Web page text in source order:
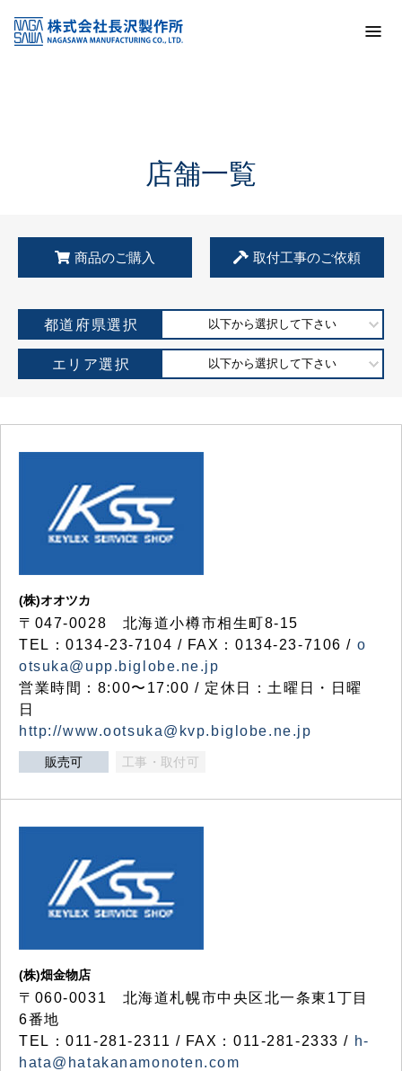
KSS加盟店・取扱店情報
店舗一覧
店舗一覧
商品のご購入 取付工事のご依頼
都道府県選択 以下から選択して下さい
エリア選択 以下から選択して下さい
(株)オオツカ
〒047-0028 北海道小樽市相生町8-15
TEL：0134-23-7104 / FAX：0134-23-7106 / o
otsuka@upp.biglobe.ne.jp
営業時間：8:00〜17:00 / 定休日：土曜日・日曜
日
http://www.ootsuka@kvp.biglobe.ne.jp
販売可 工事・取付可
(株)畑金物店
〒060-0031 北海道札幌市中央区北一条東1丁目
6番地
TEL：011-281-2311 / FAX：011-281-2333 / h-
hata@hatakanamonoten.com